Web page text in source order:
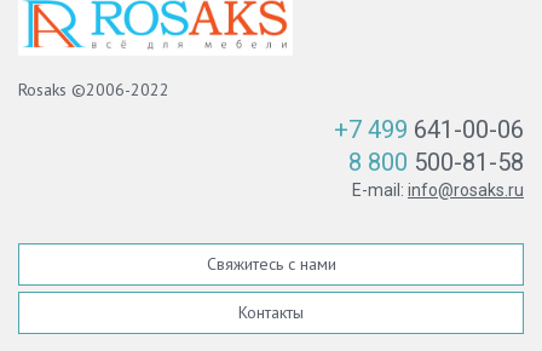
Rosaks ©2006-2022
+7 499 641-00-06
8 800 500-81-58
E-mail: info@rosaks.ru
Свяжитесь с нами
Контакты